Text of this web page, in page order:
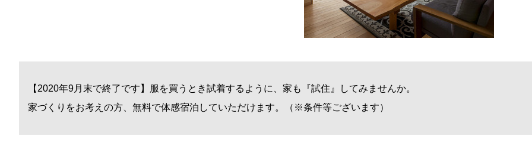
【2020年9月末で終了です】服を買うとき試着するように、家も『試住』してみませんか。
家づくりをお考えの方、無料で体感宿泊していただけます。（※条件等ございます）